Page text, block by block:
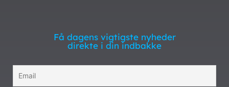
Få dagens vigtigste nyheder
direkte i din indbakke